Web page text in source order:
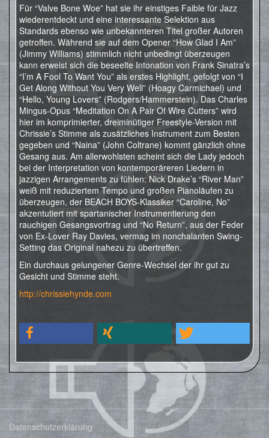
Für “Valve Bone Woe” hat sie ihr einstiges Faible für Jazz
wiederentdeckt und eine interessante Selektion aus
Standards ebenso wie unbekannteren Titel großer Autoren
getroffen. Während sie auf dem Opener “How Glad I Am”
(Jimmy Williams) stimmlich nicht unbedingt überzeugen
kann erweist sich die beseelte Intonation von Frank Sinatra’s
“I’m A Fool To Want You” als erstes Highlight, gefolgt von “I
Get Along Without You Very Well” (Hoagy Carmichael) und
“Hello, Young Lovers” (Rodgers/Hammerstein). Das Charles
Mingus-Opus “Meditation On A Pair Of Wire Cutters” wird
hier im komprimierter, dreiminütiger Freestyle-Version mit
Chrissie’s Stimme als zusätzliches Instrument zum Besten
gegeben und “Naina” (John Coltrane) kommt gänzlich ohne
Gesang aus. Am allerwohlsten scheint sich die Lady jedoch
bei der Interpretation von kontemporäreren Liedern in
jazzigen Arrangements zu fühlen: Nick Drake’s “River Man”
weiß mit reduziertem Tempo und großen Pianoläufen zu
überzeugen, der BEACH BOYS-Klassiker “Caroline, No”
akzentutiert mit spartanischer Instrumentierung den
rauchigen Gesangsvortrag und “No Return”, aus der Feder
von Ex-Lover Ray Davies, vermag im nonchalanten Swing-
Setting das Original nahezu zu übertreffen.
Ein durchaus gelungener Genre-Wechsel der ihr gut zu
Gesicht und Stimme steht.
http://chrissiehynde.com
Datenschutzerklärung